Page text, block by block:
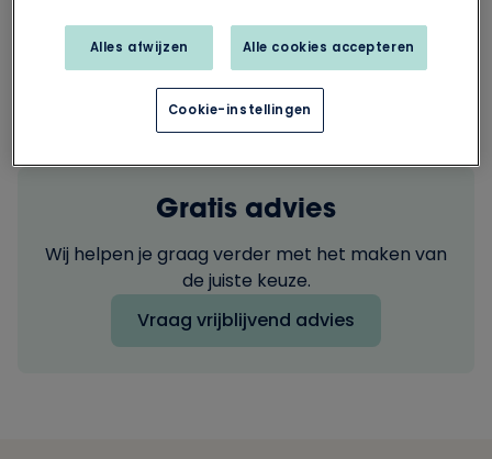
moment van de plaatsing bekijkt je Profel Expert
samen met jou de mogelijkheden.
Gratis advies
Wij helpen je graag verder met het maken van
de juiste keuze.
Vraag vrijblijvend advies
Alles afwijzen Alle cookies accepteren
Cookie-instellingen